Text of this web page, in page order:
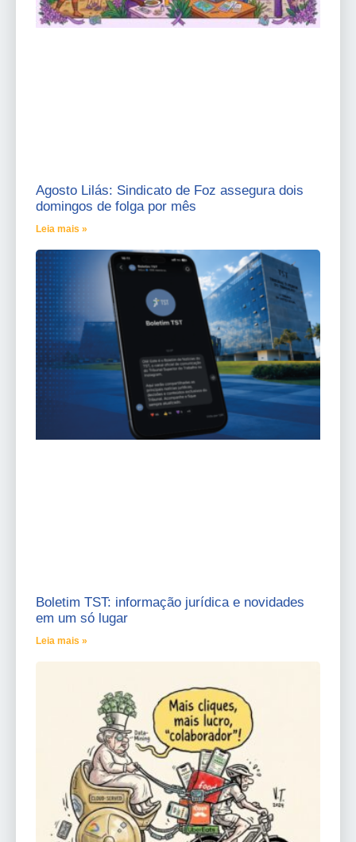
Agosto Lilás: Sindicato de Foz assegura dois
domingos de folga por mês
Leia mais »
Boletim TST: informação jurídica e novidades
em um só lugar
Leia mais »